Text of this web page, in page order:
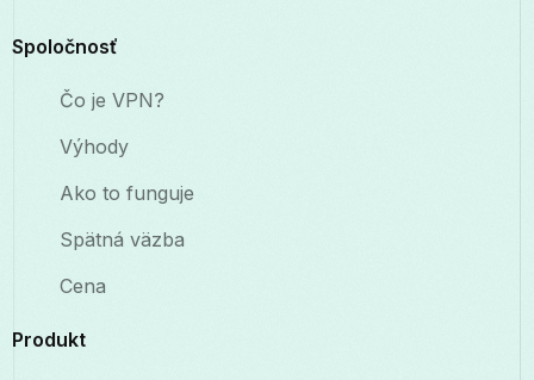
Spoločnosť
Čo je VPN?
Výhody
Ako to funguje
Spätná väzba
Cena
Produkt